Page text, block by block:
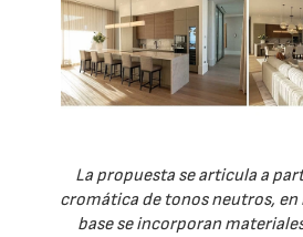
La propuesta se articula a
cromática de tonos neutros, en
base se incorporan